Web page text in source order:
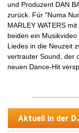
Aktuell in der
und Produzent DAN
zurück. Für "Numa
MARLEY WATERS
beiden ein
Liedes in die Neuzeit
vertrauter Sound, der
neuen Dance-Hit